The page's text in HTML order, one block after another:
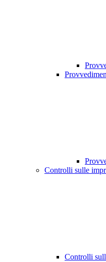
Controlli sulle
Controlli